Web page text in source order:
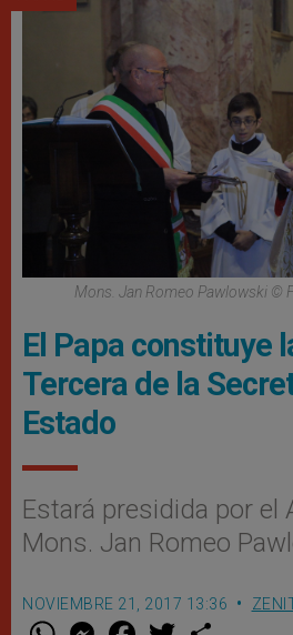
Mons. Jan Romeo Pawlowski ©
El Papa constituye
Tercera de la
Estado
Estará presidida por el
Mons. Jan Romeo
NOVIEMBRE 21, 2017 13:36
W M F